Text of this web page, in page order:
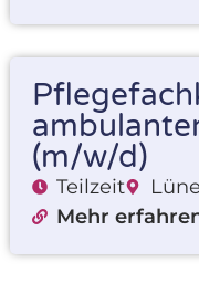
(m/w/d)
Teilzeit
Mehr